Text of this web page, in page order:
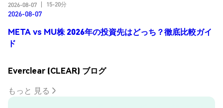
2026-08-07
15-20分
2026-08-07
META vs MU株 2026年の投資先はどっち？徹底比較ガイ
ド
Everclear (CLEAR) ブログ
もっと 見る